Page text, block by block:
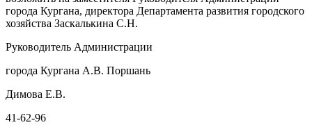
города Кургана, директора Департамента развития городского
хозяйства Заскалькина С.Н.
Руководитель Администрации
города Кургана А.В. Поршань
Димова Е.В.
41-62-96